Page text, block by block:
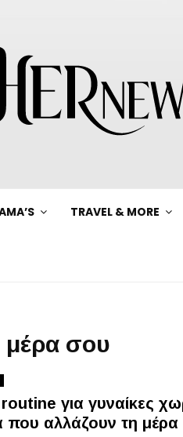
TRAVEL & MORE
μέρα σου
για γυναίκες
που αλλάζουν τη